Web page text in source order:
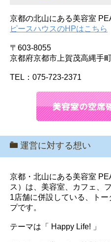
京都の北山にある美容室
ピースハウスのHPはこちら
〒603-8055
京都府京都市上賀茂高縄手
TEL：075-723-2371
運営に対する想い
京都・北山にある美容室
ス）は、美容室、カフェ、
1店舗に併設している、ト
プです。
テーマは「 Happy Life! 」